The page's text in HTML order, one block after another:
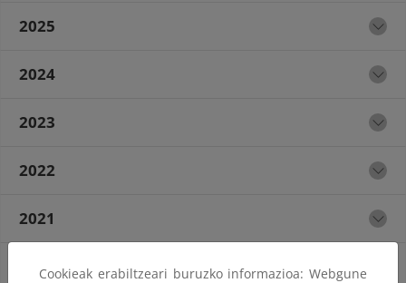
2025
2024
2023
2022
2021
2020Cookieak erabiltzeari buruzko informazioa: Webgune